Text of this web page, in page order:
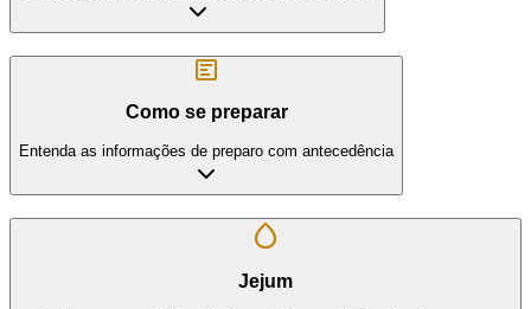
Como se preparar
Entenda as informações de preparo com antecedência
Jejum